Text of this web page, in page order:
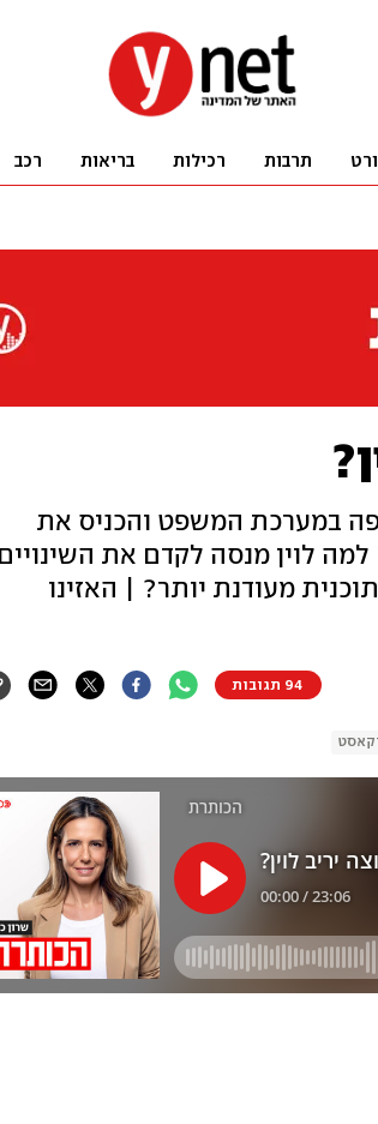
תרבות רכילות בריאות רכב
במערכת המשפט והכניס את
לוין מנסה לקדם את השינויים
מעודנת יותר? | האזינו
94 תגובות